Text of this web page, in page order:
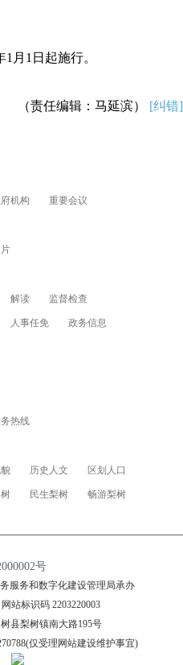
1日起施行。
（责任编辑：马延滨） [纠错]
机构 重要会议
解读 监督检查
人事任免 政务信息
热线
历史人文 区划人口
民生梨树 畅游梨树
号
服务和数字化建设管理局承办
网站标识码 2203220003
县梨树镇南大路195号
仅受理网站建设维护事宜)